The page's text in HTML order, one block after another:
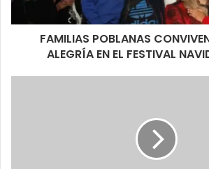
FAMILIAS POBLANAS
ALEGRÍA EN EL FESTIVAL